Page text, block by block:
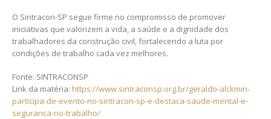
O Sintracon-SP segue firme no compromisso de promover
iniciativas que valorizem a vida, a saúde e a dignidade dos
trabalhadores da construção civil, fortalecendo a luta por
condições de trabalho cada vez melhores.
Fonte: SINTRACONSP
Link da matéria: https://www.sintraconsp.org.br/geraldo-alckmin-
participa-de-evento-no-sintracon-sp-e-destaca-saude-mental-e-
seguranca-no-trabalho/